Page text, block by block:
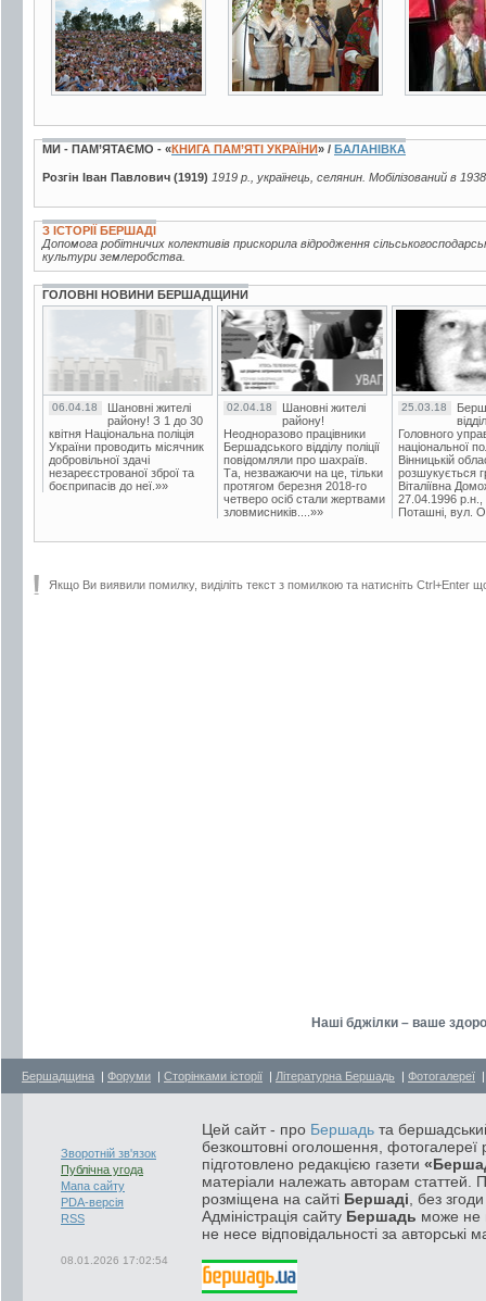
МИ - ПАМ’ЯТАЄМО - «КНИГА ПАМ’ЯТІ УКРАЇНИ» / БАЛАНІВКА
Розгін Іван Павлович (1919) 1919 р., українець, селянин. Мобілізований в
З ІСТОРІЇ БЕРШАДІ
Допомога робітничих колективів прискорила відродження
культури землеробства.
ГОЛОВНІ НОВИНИ БЕРШАДЩИНИ
06.04.18
Шановні жителі
району! З 1 до 30
квітня Національна поліція
України проводить місячник
добровільної здачі
незареєстрованої зброї та
боєприпасів до неї.»»
02.04.18
Шановні жителі
району!
Неодноразово працівники
Бершадського відділу поліції
повідомляли про шахраїв.
Та, незважаючи на це, тільки
протягом березня 2018-го
четверо осіб стали жертвами
зловмисників....»»
25.03.18
Головного
національної
Вінницькій
розшукується
Віталіївна
27.04.1996 р.н.,
Поташні, вул.
Якщо Ви виявили помилку, виділіть текст з помилкою та натисніть Ctrl+Enter
Наші бджілки – ваше
Бершадщина | Форуми | Сторінками історії | Літературна Бершадь | Фотогалереї
Зворотній зв'язок
Публічна угода
Мапа сайту
PDA-версія
RSS
08.01.2026 17:02:54
Цей сайт - про Бершадь та
безкоштовні оголошення, фотогалереї
підготовлено редакцією газети
матеріали належать авторам статтей.
розміщена на сайті Бершаді , без
Адміністрація сайту Бершадь може не
не несе відповідальності за авторські